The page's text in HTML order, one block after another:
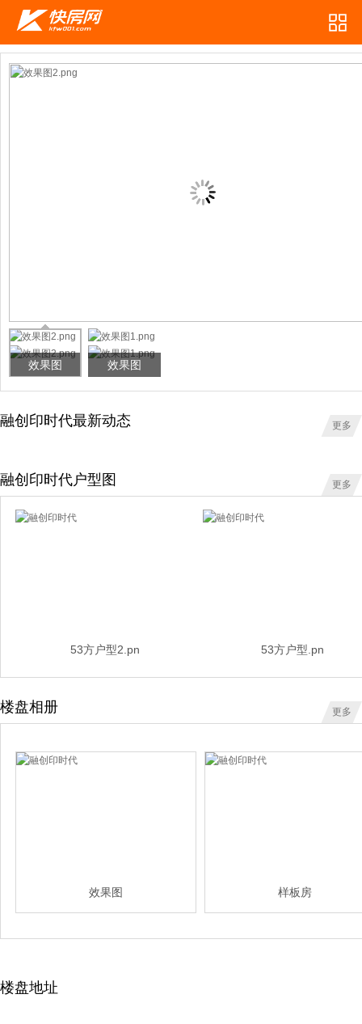
效果图 效果图
融创印时代最新动态 更多
融创印时代户型图 更多
53方户型2.pn 53方户型.pn
楼盘相册 更多
效果图 样板房
楼盘地址